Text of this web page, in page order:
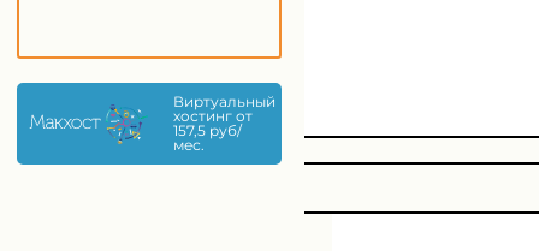
Виртуальный
хостинг от
157,5 руб/
мес.